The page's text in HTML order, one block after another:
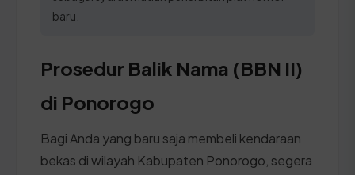
baru.
Prosedur Balik Nama (BBN II)
di Ponorogo
Bagi Anda yang baru saja membeli kendaraan
bekas di wilayah Kabupaten Ponorogo, segera